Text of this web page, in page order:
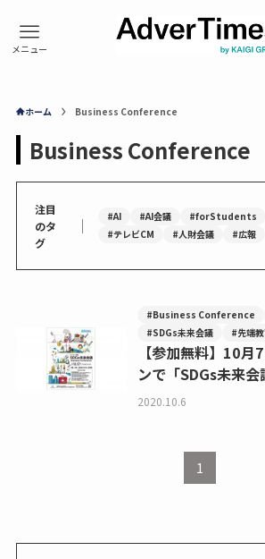
ホーム Business Conference
Business Conference
注目
のタ
グ
｜ #AI #AI会議 #forStudents
#テレビCM
#人財会議 #広報
#Business Conference
#SDGs未来会議
#先端
【参加無料】10
ンで「SDGs未来
2020.10.6
1